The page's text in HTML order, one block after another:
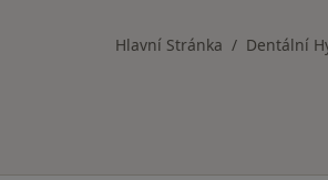
Hlavní Stránka Dentální